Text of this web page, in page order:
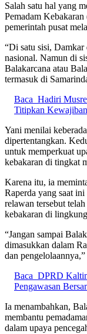
Salah satu hal yang
Pemadam
pemerintah pusat
“Di satu sisi, Damkar
nasional. Namun di
Balakarcana atau
termasuk di
Baca Hadiri
Titipkan
Yani menilai
dipertentangkan.
untuk memperkuat
kebakaran di tingkat
Karena itu, ia
Raperda yang saat
relawan tersebut
kebakaran di
“Jangan sampai
dimasukkan dalam
dan pengelolaannya,”
Baca DPRD
Pengawasan
Ia menambahkan,
membantu
dalam upaya